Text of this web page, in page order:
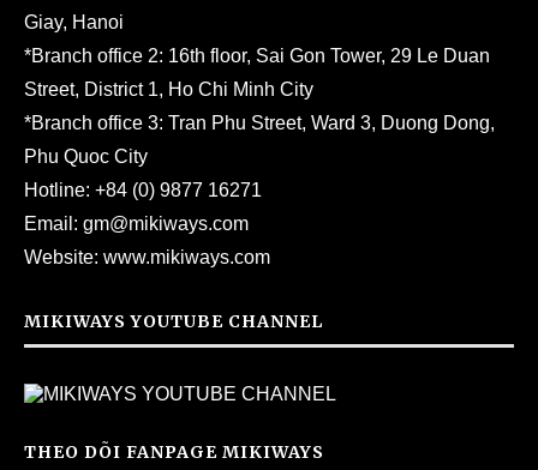
Giay, Hanoi
*Branch office 2: 16th floor, Sai Gon Tower, 29 Le Duan
Street, District 1, Ho Chi Minh City
*Branch office 3: Tran Phu Street, Ward 3, Duong Dong,
Phu Quoc City
Hotline: +84 (0) 9877 16271
Email: gm@mikiways.com
Website: www.mikiways.com
MIKIWAYS YOUTUBE CHANNEL
THEO DÕI FANPAGE MIKIWAYS